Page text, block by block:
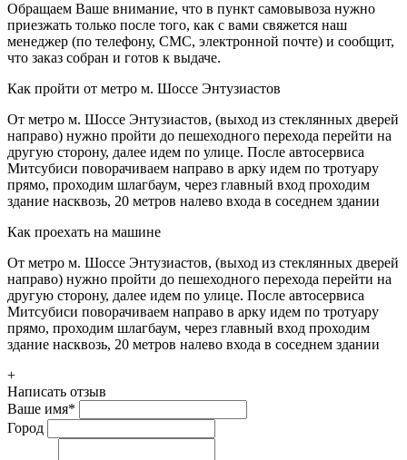
Обращаем Ваше внимание, что в пункт самовывоза нужно
приезжать только после того, как с вами свяжется наш
менеджер (по телефону, СМС, электронной почте) и сообщит,
что заказ собран и готов к выдаче.
Как пройти от метро м. Шоссе Энтузиастов
От метро м. Шоссе Энтузиастов, (выход из стеклянных дверей
направо) нужно пройти до пешеходного перехода перейти на
другую сторону, далее идем по улице. После автосервиса
Митсубиси поворачиваем направо в арку идем по тротуару
прямо, проходим шлагбаум, через главный вход проходим
здание насквозь, 20 метров налево входа в соседнем здании
Как проехать на машине
От метро м. Шоссе Энтузиастов, (выход из стеклянных дверей
направо) нужно пройти до пешеходного перехода перейти на
другую сторону, далее идем по улице. После автосервиса
Митсубиси поворачиваем направо в арку идем по тротуару
прямо, проходим шлагбаум, через главный вход проходим
здание насквозь, 20 метров налево входа в соседнем здании
+
Написать отзыв
Ваше имя*
Город